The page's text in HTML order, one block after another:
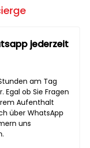
jederzeit
am Tag
Egal ob Sie Fragen
Aufenthalt
über WhatsApp
uns